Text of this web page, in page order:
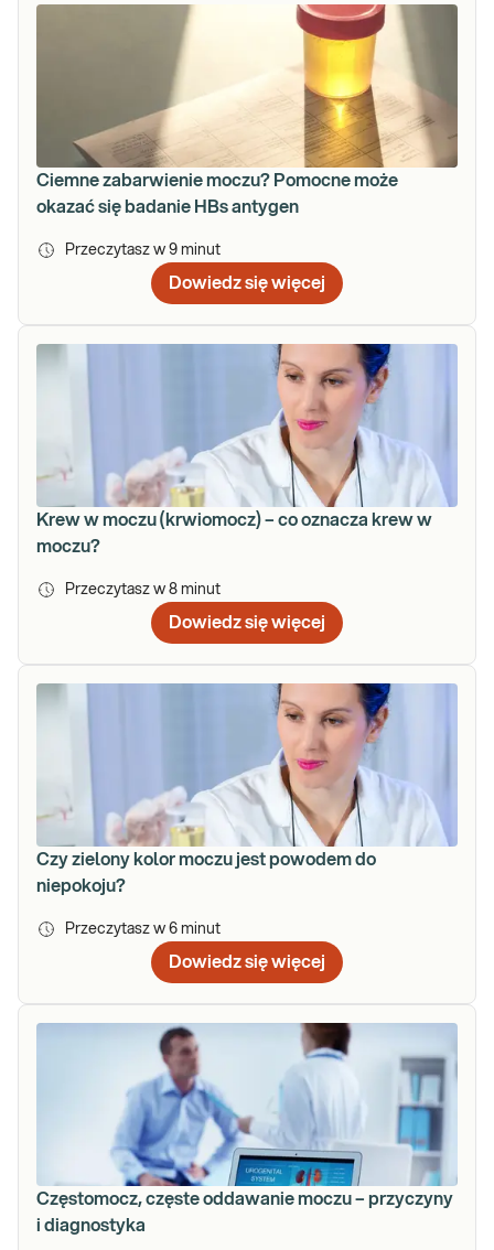
Ciemne zabarwienie moczu? Pomocne może
okazać się badanie HBs antygen
Przeczytasz w 9 minut
Dowiedz się więcej
Krew w moczu (krwiomocz) – co oznacza krew w
moczu?
Przeczytasz w 8 minut
Dowiedz się więcej
Czy zielony kolor moczu jest powodem do
niepokoju?
Przeczytasz w 6 minut
Dowiedz się więcej
Częstomocz, częste oddawanie moczu – przyczyny
i diagnostyka